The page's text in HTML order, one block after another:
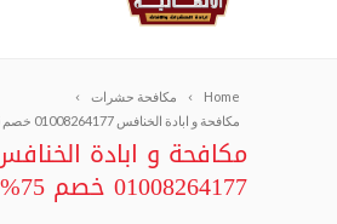
Home
مكافحة حشرات
مكافحة و ابادة الخنافس 01008264177 خصم 75%
مكافحة و ابادة
01008264177 خصم 75%